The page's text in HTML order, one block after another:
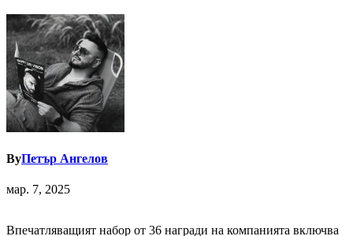
ByПетър Ангелов
мар. 7, 2025
Впечатляващият набор от 36 награди на компанията включва